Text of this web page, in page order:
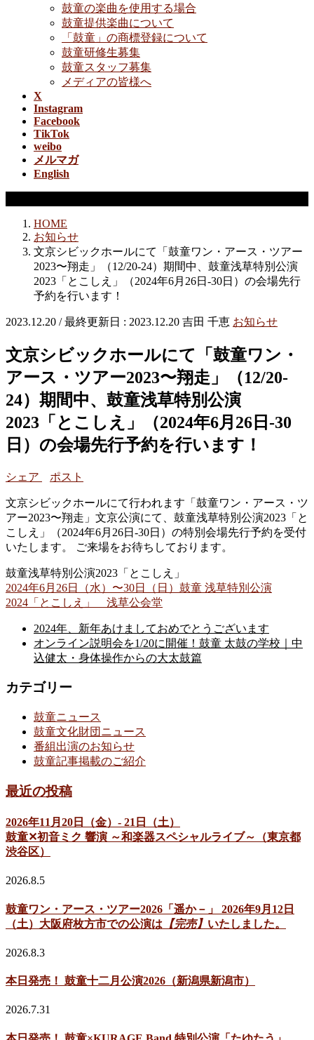
鼓童の楽曲を使用する場合
鼓童提供楽曲について
「鼓童」の商標登録について
鼓童研修生募集
鼓童スタッフ募集
メディアの皆様へ
X
Instagram
Facebook
TikTok
weibo
メルマガ
English
HOME
お知らせ
文京シビックホールにて「鼓童ワン・アース・ツアー
2023〜翔走」（12/20-24）期間中、鼓童浅草特別公演
2023「とこしえ」（2024年6月26日-30日）の会場先行
予約を行います！
2023.12.20 / 最終更新日 : 2023.12.20 吉田 千恵 お知らせ
文京シビックホールにて「鼓童ワン・
アース・ツアー2023〜翔走」（12/20-
24）期間中、鼓童浅草特別公演
2023「とこしえ」（2024年6月26日-30
日）の会場先行予約を行います！
シェア ポスト
文京シビックホールにて行われます「鼓童ワン・アース・ツ
アー2023〜翔走」文京公演にて、鼓童浅草特別公演2023「と
こしえ」（2024年6月26日-30日）の特別会場先行予約を受付
いたします。 ご来場をお待ちしております。
鼓童浅草特別公演2023「とこしえ」
2024年6月26日（水）〜30日（日）鼓童 浅草特別公演
2024「とこしえ」 浅草公会堂
2024年、新年あけましておめでとうございます
オンライン説明会を1/20に開催！鼓童 太鼓の学校｜中
込健太・身体操作からの大太鼓篇
カテゴリー
鼓童ニュース
鼓童文化財団ニュース
番組出演のお知らせ
鼓童記事掲載のご紹介
最近の投稿
2026年11月20日（金）- 21日（土）
鼓童✕初音ミク 響演 ～和楽器スペシャルライブ～（東京都
渋谷区）
2026.8.5
鼓童ワン・アース・ツアー2026「遥か－」 2026年9月12日
（土）大阪府枚方市での公演は 【完売】 いたしました。
2026.8.3
本日発売！ 鼓童十二月公演2026（新潟県新潟市）
2026.7.31